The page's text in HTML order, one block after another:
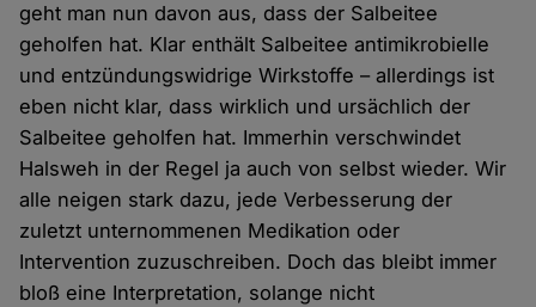
geht man nun davon aus, dass der Salbeitee
geholfen hat. Klar enthält Salbeitee antimikrobielle
und entzündungswidrige Wirkstoffe – allerdings ist
eben nicht klar, dass wirklich und ursächlich der
Salbeitee geholfen hat. Immerhin verschwindet
Halsweh in der Regel ja auch von selbst wieder. Wir
alle neigen stark dazu, jede Verbesserung der
zuletzt unternommenen Medikation oder
Intervention zuzuschreiben. Doch das bleibt immer
bloß eine Interpretation, solange nicht